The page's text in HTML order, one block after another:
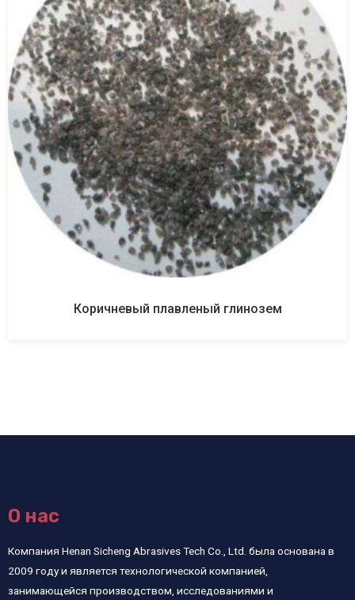
Коричневый плавленый глинозем
О нас
Компания Henan Sicheng Abrasives Tech Co., Ltd. была основана в
2009 году и является технологической компанией,
занимающейся производством, исследованиями и